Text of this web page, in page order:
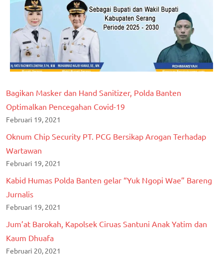
Bagikan Masker dan Hand Sanitizer, Polda Banten
Optimalkan Pencegahan Covid-19
Februari 19, 2021
Oknum Chip Security PT. PCG Bersikap Arogan Terhadap
Wartawan
Februari 19, 2021
Kabid Humas Polda Banten gelar “Yuk Ngopi Wae” Bareng
Jurnalis
Februari 19, 2021
Jum’at Barokah, Kapolsek Ciruas Santuni Anak Yatim dan
Kaum Dhuafa
Februari 20, 2021